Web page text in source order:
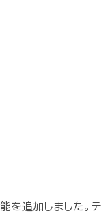
を追加しました。テ